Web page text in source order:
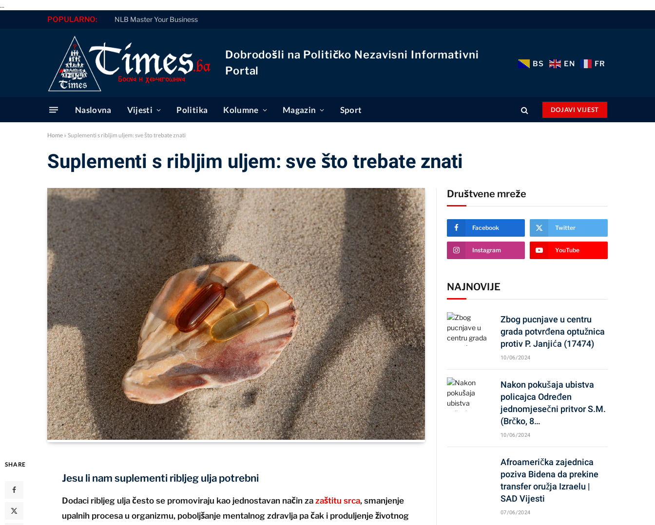
...
POPULARNO: NLB Master Your Business
Dobrodošli na Političko Nezavisni Informativni
Portal
BS EN FR
Naslovna Vijesti Politika Kolumne Magazin Sport DOJAVI VIJEST
Home » Suplementi s ribljim uljem: sve što trebate znati
Suplementi s ribljim uljem: sve što trebate znati
SHARE
Jesu li nam suplementi ribljeg ulja potrebni
Dodaci ribljeg ulja često se promoviraju kao jednostavan način zazaštitu srca, smanjenje
upalnih procesa u organizmu, poboljšanje mentalnog zdravlja pa čak i produljenje životnog
Društvene mreže
Facebook Twitter
Instagram YouTube
NAJNOVIJE
Zbog pucnjave u centru
grada potvrđena optužnica
protiv P. Janjića (17474)
10/06/2024
Nakon pokušaja ubistva
policajca Određen
jednomjesečni pritvor S.M.
(Brčko, 8…
10/06/2024
Afroamerička zajednica
poziva Bidena da prekine
transfer oružja Izraelu |
SAD Vijesti
07/06/2024